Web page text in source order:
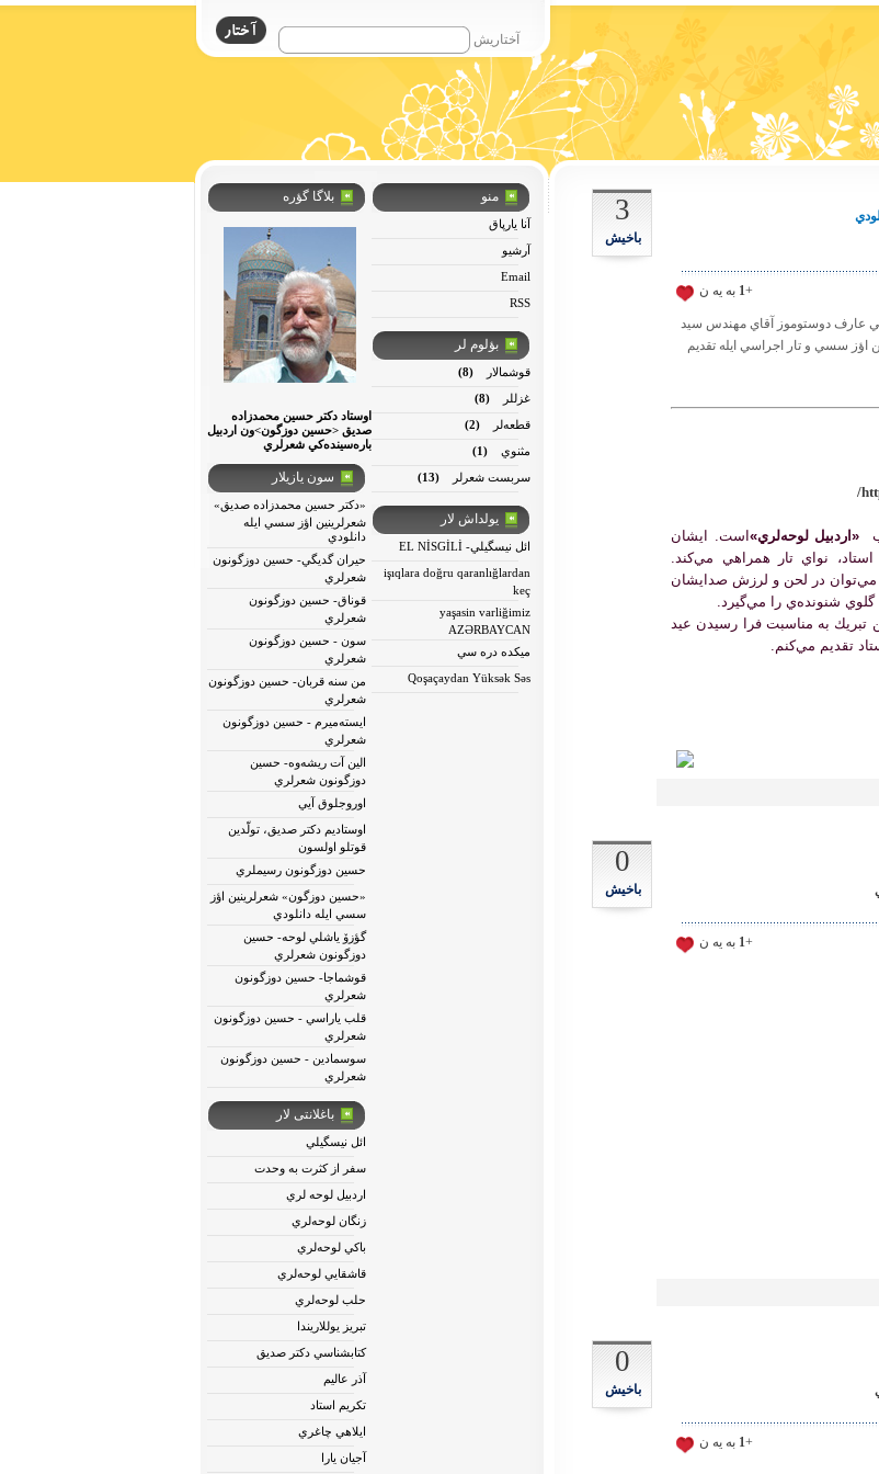
آختاریش
3
باخیش
+
1 به يه ن
عارف دوستوموز آقاي مهندس سيد
اؤز سسي و تار اجراسي ايله تقديم
«اردبيل لوحه‌لري»است. ايشان
نواي تار همراهي مي‌كند.
در لحن و لرزش صدايشان
شنونده‌ي را مي‌گيرد.
به مناسبت فرا رسيدن عيد
تقديم مي‌كنم.
0
باخیش
+
1 به يه ن
0
باخیش
+
1 به يه ن
بلاگا گؤره
اوستاد دكتر حسين محمدزاده
صديق <حسين دوزگون>ون اردبيل
باره‌سينده‌كي شعرلري
سون یازیلار
«دكتر حسين محمدزاده صديق»
شعرلرينين اؤز سسي ايله
دانلودي
حيران گديگي- حسين دوزگونون
شعرلري
قوناق- حسين دوزگونون
شعرلري
سون - حسين دوزگونون
شعرلري
من سنه قربان- حسين دوزگونون
شعرلري
ايسته‌ميرم - حسين دوزگونون
شعرلري
الين آت ريشه‌وه- حسين
دوزگونون شعرلري
اوروجلوق آيي
اوستاديم دكتر صديق، تولّدين
قوتلو اولسون
حسين دوزگونون رسيملري
«حسين دوزگون» شعرلرينين اؤز
سسي ايله دانلودي
گؤزۆ ياشلي لوحه- حسين
دوزگونون شعرلري
قوشماجا- حسين دوزگونون
شعرلري
قلب ياراسي - حسين دوزگونون
شعرلري
سوسمادين - حسين دوزگونون
شعرلري
باغلانتی لار
ائل نيسگيلي
سفر از كثرت به وحدت
اردبيل لوحه لري
زنگان لوحه‌لري
باكي لوحه‌لري
قاشقايي لوحه‌لري
حلب لوحه‌لري
تبريز يوللاريندا
كتابشناسي دكتر صديق
آذر عاليم
تكريم استاد
ايلاهي چاغري
آجيان يارا
منو
آنا یارپاق
آرشیو
Email
RSS
بؤلوم لر
قوشمالار
(8)
غزللر
(8)
قطعه‌لر
(2)
مثنوي
(1)
سربست شعرلر
(13)
یولداش لار
ائل نيسگيلي- EL NİSGİLİ
işıqlara doğru qaranlığlardan
keç
yaşasin varliğimiz
AZƏRBAYCAN
ميكده دره سي
Qoşaçaydan Yüksək Səs